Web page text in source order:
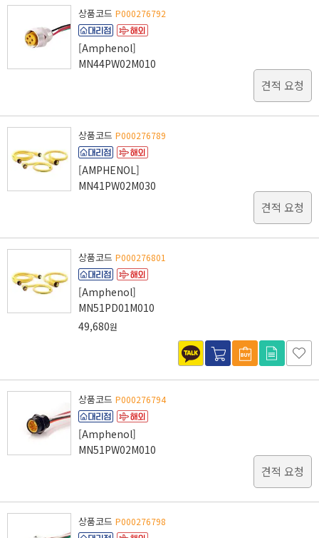
상품코드 P000276792
[Amphenol]
MN44PW02M010
견적 요청
상품코드 P000276789
[AMPHENOL]
MN41PW02M030
견적 요청
상품코드 P000276801
[Amphenol]
MN51PD01M010
49,680원
상품코드 P000276794
[Amphenol]
MN51PW02M010
견적 요청
상품코드 P000276798